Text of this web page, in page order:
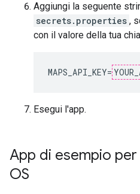
Aggiungi la seguente
secrets.properties ,
con il valore della tua
MAPS_API_KEY=
Esegui l'app.
App di esempio
OS